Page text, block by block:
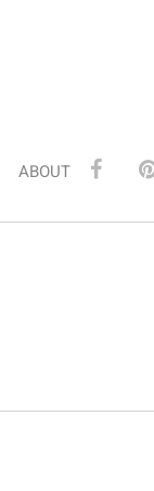
ABOUT